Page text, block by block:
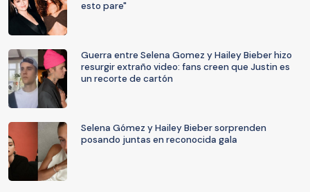
esto pare"
Guerra entre Selena Gomez y Hailey Bieber hizo
resurgir extraño video: fans creen que Justin es
un recorte de cartón
Selena Gómez y Hailey Bieber sorprenden
posando juntas en reconocida gala